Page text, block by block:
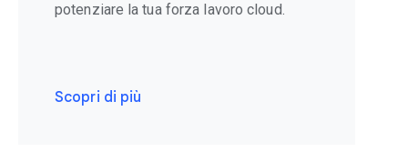
potenziare la tua forza lavoro cloud.
Scopri di più